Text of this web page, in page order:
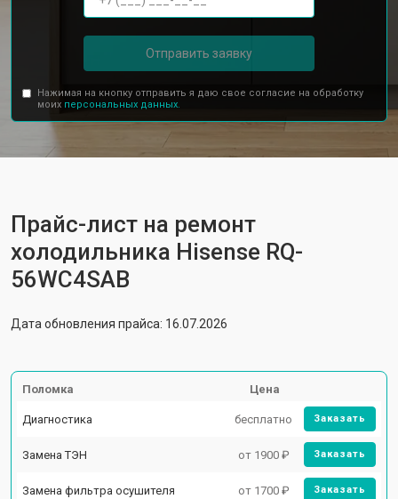
Отправить заявку
Нажимая на кнопку отправить я даю свое согласие на обработку
моих персональных данных.
Прайс-лист на ремонт
холодильника Hisense RQ-
56WC4SAB
Дата обновления прайса: 16.07.2026
Поломка Цена
Диагностика бесплатно Заказать
Замена ТЭН от 1900 ₽ Заказать
Замена фильтра осушителя от 1700 ₽ Заказать